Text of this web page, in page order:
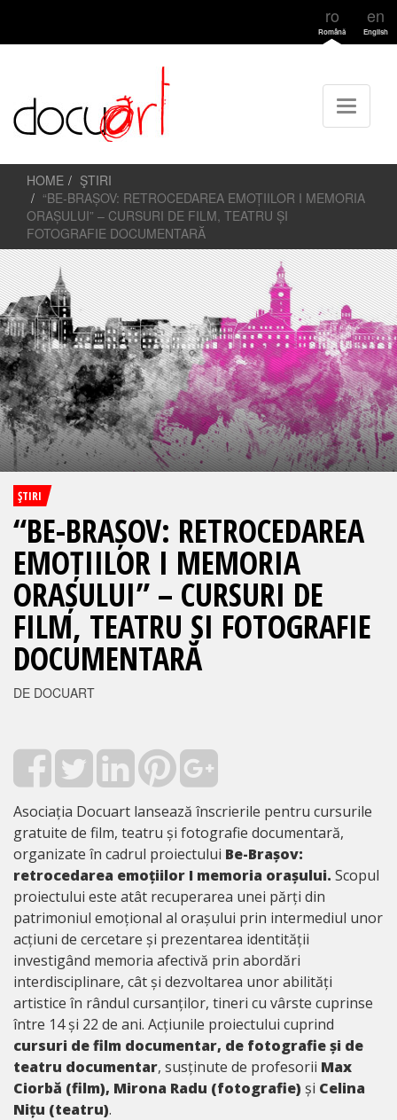
ro
Română
en
English
HOME
ŞTIRI
“BE-BRAȘOV: RETROCEDAREA EMOȚIILOR I MEMORIA
ORAȘULUI” – CURSURI DE FILM, TEATRU ȘI
FOTOGRAFIE DOCUMENTARĂ
ŞTIRI
“BE-BRAȘOV: RETROCEDAREA
EMOȚIILOR I MEMORIA
ORAȘULUI” – CURSURI DE
FILM, TEATRU ȘI FOTOGRAFIE
DOCUMENTARĂ
DE DOCUART
Asociația Docuart lansează înscrierile pentru cursurile
gratuite de film, teatru și fotografie documentară,
organizate în cadrul proiectului Be-Brașov:
retrocedarea emoțiilor I memoria orașului. Scopul
proiectului este atât recuperarea unei părți din
patrimoniul emoțional al orașului prin intermediul unor
acțiuni de cercetare și prezentarea identității
investigând memoria afectivă prin abordări
interdisciplinare, cât și dezvoltarea unor abilități
artistice în rândul cursanților, tineri cu vârste cuprinse
între 14 și 22 de ani. Acțiunile proiectului cuprind
cursuri de film documentar, de fotografie și de
teatru documentar, susținute de profesorii Max
Ciorbă (film), Mirona Radu (fotografie) și Celina
Nițu (teatru).